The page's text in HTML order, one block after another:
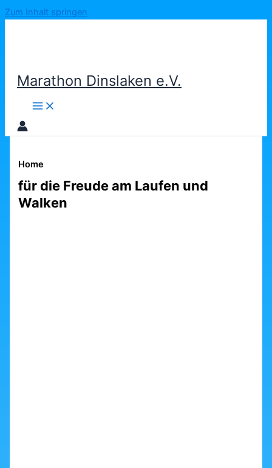
Zum Inhalt springen
Marathon Dinslaken e.V.
Home
für die Freude am Laufen und
Walken